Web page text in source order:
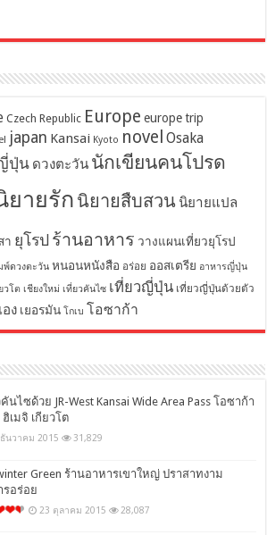
Czech Republic Europe europe trip
japan Kansai Kyoto novel Osaka
ปุ่น ดวงตะวัน นักเขียนคนโปรด
ยายรัก นิยายสืบสวน นิยายแปล
า ยุโรป ร้านอาหาร วางแผนเที่ยวยุโรป
พ์ดวงตะวัน หนอนหนังสือ อร่อย ออสเตรีย อาหารญี่ปุ่น
วโต เชียงใหม่ เที่ยวคันไซ เที่ยวญี่ปุ่น เที่ยวญี่ปุ่นด้วยตัว
ง เยอรมัน โกเบ โอซาก้า
นไซด้วย JR-West Kansai Wide Area Pass โอซาก้า
ฮิเมจิ เกียวโต
นวาคม 2015 31,829
Green ร้านอาหารเขาใหญ่ ปราสาทงาม
รอร่อย
23 ตุลาคม 2015 28,087